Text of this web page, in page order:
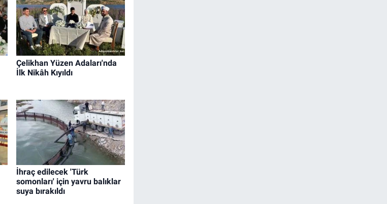
Çelikhan Yüzen Adaları'nda
İlk Nikâh Kıyıldı
İhraç edilecek 'Türk
somonları' için yavru balıklar
suya bırakıldı